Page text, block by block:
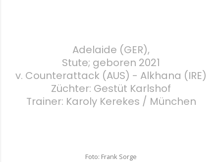
Adelaide (GER),
Stute; geboren 2021
v. Counterattack (AUS) - Alkhana (IRE)
Züchter: Gestüt Karlshof
Trainer: Karoly Kerekes / München
Foto: Frank Sorge